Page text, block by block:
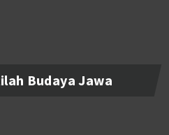
Budaya Jawa